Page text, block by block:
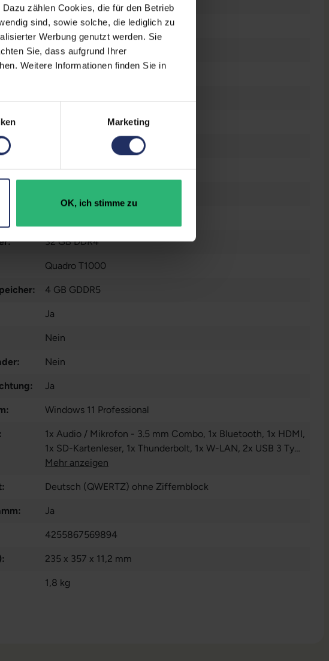
zählen Cookies, die für den Betrieb
sind, sowie solche, die lediglich zu
Werbung genutzt werden. Sie
Sie, dass aufgrund Ihrer
Weitere Informationen finden Sie in
Marketing
OK, ich stimme zu
Fair
Workstation
Intel Core i7 9850H @ 2,6 GHz
9
32 GB DDR4
Quadro T1000
4 GB GDDR5
Ja
Nein
Nein
Ja
Windows 11 Professional
1x Audio / Mikrofon - 3.5 mm Combo, 1x Bluetooth, 1x HDMI,
1x SD-Kartenleser, 1x Thunderbolt, 1x W-LAN, 2x USB 3 Typ
A
Mehr anzeigen
Deutsch (QWERTZ) ohne Ziffernblock
Ja
4255867569894
235 x 357 x 11,2 mm
1,8 kg